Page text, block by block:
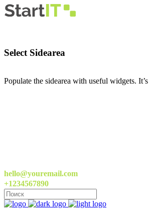
Select Sidearea
Populate the sidearea with useful widgets.
hello@youremail.com
+1234567890